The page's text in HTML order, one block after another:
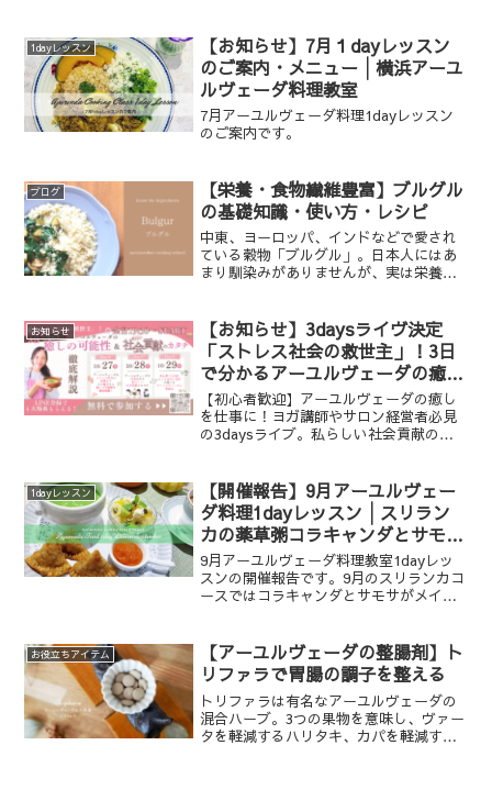
ミネラルなどさまざまな栄養素を豊富に
含んでいます。豆の歴史は古...
1dayレッスン
【お知らせ】7月１dayレッスン
のご案内・メニュー│横浜アーユ
ルヴェーダ料理教室
7月アーユルヴェーダ料理1dayレッスン
のご案内です。
ブログ
【栄養・食物繊維豊富】ブルグル
の基礎知識・使い方・レシピ
中東、ヨーロッパ、インドなどで愛され
ている穀物「ブルグル」。日本人にはあ
まり馴染みがありませんが、実は栄養豊
礎知識についてお伝えします。
お知らせ
【お知らせ】3daysライヴ決定
「ストレス社会の救世主」！3日
で分かるアーユルヴェーダの癒し
の可能性と私らしい社会貢献のカ
タチ「徹底解説！」
【初心者歓迎】アーユルヴェーダの癒し
を仕事に！ヨガ講師やサロン経営者必見
の3daysライブ。私らしい社会貢献の形
1dayレッスン
【開催報告】9月アーユルヴェー
ダ料理1dayレッスン│スリラン
カの薬草粥コラキャンダとサモサ
り方を学ぶ
9月アーユルヴェーダ料理教室1dayレッ
スンの開催報告です。9月のスリランカコ
ースではコラキャンダとサモサがメイン
お役立ちアイテム
【アーユルヴェーダの整腸剤】ト
リファラで胃腸の調子を整える
トリファラは有名なアーユルヴェーダの
混合ハーブ。3つの果物を意味し、ヴァー
タを軽減するハリタキ、カパを軽減する